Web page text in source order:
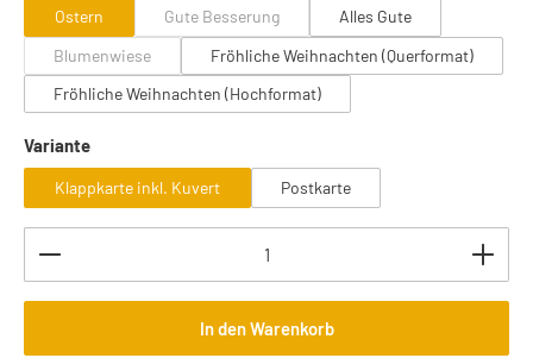
Ostern Gute Besserung
(Diese Option ist zurzeit nicht verfügbar.)
Alles Gute
Blumenwiese
Fröhliche Weihnachten (Querformat)
Fröhliche Weihnachten (Hochformat)
Varianteauswählen
Klappkarte inkl. Kuvert Postkarte
Produkt Anzahl: Gib den gewünschten Wert ein
In den Warenkorb